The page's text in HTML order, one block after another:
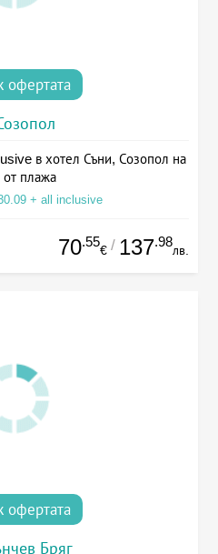
офертата
в хотел Съни, Созопол на
плажа
+ all inclusive
70.55
€ / 137.98
лв.
офертата
Бряг